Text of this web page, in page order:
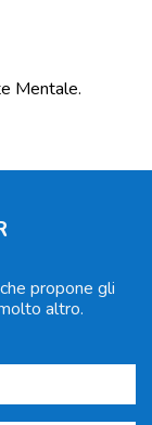
Mentale.
propone gli
altro.